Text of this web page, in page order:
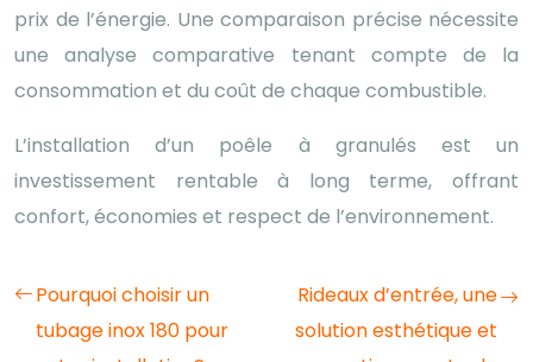
prix de l’énergie. Une comparaison précise nécessite
une analyse comparative tenant compte de la
consommation et du coût de chaque combustible.
L’installation d’un poêle à granulés est un
investissement rentable à long terme, offrant
confort, économies et respect de l’environnement.
Pourquoi choisir un
tubage inox 180 pour
Rideaux d’entrée, une
solution esthétique et